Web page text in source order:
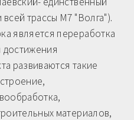
трассы М7 "Волга").
является переработка
достижения
развиваются такие
материалов,